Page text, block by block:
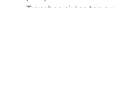
Tranches cirées ton